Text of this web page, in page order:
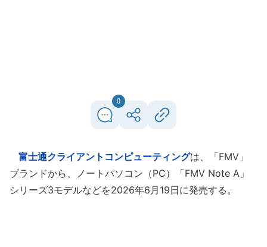
0
富士通クライアントコンピューティングは、「FMV」
ブランドから、ノートパソコン（PC）「FMV Note A」
シリーズ3モデルなどを2026年6月19日に発売する。